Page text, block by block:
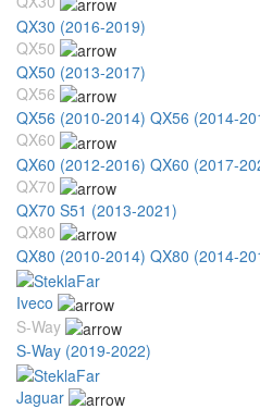
QX30 (2016-2019)
QX50
QX50 (2013-2017)
QX56
QX56 (2010-2014) QX56 (2014-
QX60
QX60 (2012-2016) QX60 (2017-
QX70
QX70 S51 (2013-2021)
QX80
QX80 (2010-2014) QX80 (2014-
Iveco
S-Way
S-Way (2019-2022)
Jaguar